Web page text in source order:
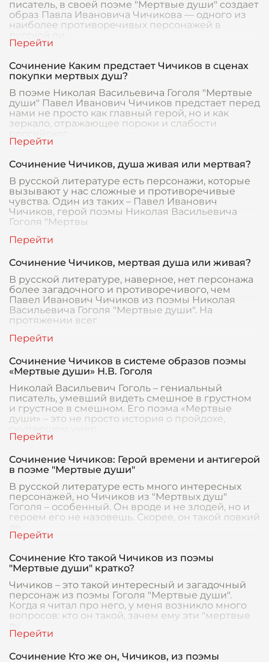
писатель, в своей поэме "Мертвые души" создает
образ Павла Ивановича Чичикова — одного из
наиболее противоречивых персонажей в
Сочинение Каким предстает Чичиков в сценах
покупки мертвых душ?
В поэме Николая Васильевича Гоголя "Мертвые
души" Павел Иванович Чичиков предстает перед
нами не просто как главный герой, но и как
зеркало, отражающее пороки и слабости
Сочинение Чичиков, душа живая или мертвая?
В русской литературе есть персонажи, которые
вызывают у нас сложные и противоречивые
чувства. Один из таких – Павел Иванович
Чичиков, герой поэмы Николая Васильевича
Гоголя "Мертвы
Сочинение Чичиков, мертвая душа или живая?
В русской литературе, наверное, нет персонажа
более загадочного и противоречивого, чем
Павел Иванович Чичиков из поэмы Николая
Васильевича Гоголя "Мертвые души". На
протяжении всег
Сочинение Чичиков в системе образов поэмы
«Мертвые души» Н.В. Гоголя
Николай Васильевич Гоголь – гениальный
писатель, умевший видеть смешное в грустном
и грустное в смешном. Его поэма «Мертвые
души» – это не просто история о пройдохе,
Сочинение Чичиков: Герой времени и антигерой
в поэме "Мертвые души"
В русской литературе есть много интересных
персонажей, но Чичиков из "Мертвых душ"
Гоголя – особенный. Он вроде и не злодей, но и
героем его не назовешь. Скорее, он такой ловкий
Сочинение Кто такой Чичиков из поэмы
"Мертвые души" кратко?
Чичиков – это такой интересный и загадочный
персонаж из поэмы Гоголя "Мертвые души".
Когда я читал про него, у меня возникло много
вопросов: кто он такой, зачем ему эти "мертвые
Сочинение Кто же он, Чичиков, из поэмы